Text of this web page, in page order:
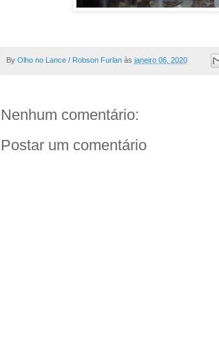
By Olho no Lance / Robson Furlan às janeiro 06, 2020
Nenhum comentário:
Postar um comentário